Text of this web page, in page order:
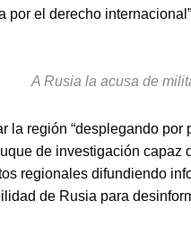
por el derecho
A Rusia la acusa de
la región “desplegando
de investigación capaz
regionales difundiendo
de Rusia para